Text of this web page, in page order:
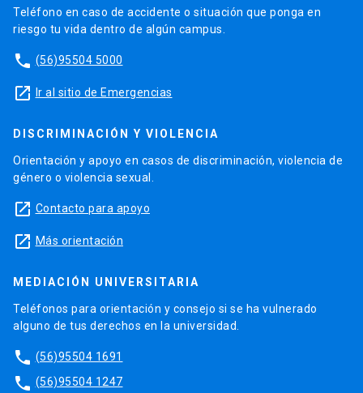
Teléfono en caso de accidente o situación que ponga en
riesgo tu vida dentro de algún campus.
phone (56)95504 5000
launch Ir al sitio de Emergencias
DISCRIMINACIÓN Y VIOLENCIA
Orientación y apoyo en casos de discriminación, violencia de
género o violencia sexual.
launch Contacto para apoyo
launch Más orientación
MEDIACIÓN UNIVERSITARIA
Teléfonos para orientación y consejo si se ha vulnerado
alguno de tus derechos en la universidad.
phone (56)95504 1691
phone (56)95504 1247